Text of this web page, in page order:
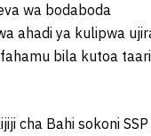
wa bodaboda
ahadi ya kulipwa
bila kutoa
cha Bahi sokoni SSP